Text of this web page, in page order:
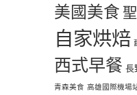
美國美食
自家烘焙
西式早餐 長
青森美食 高雄國際機場